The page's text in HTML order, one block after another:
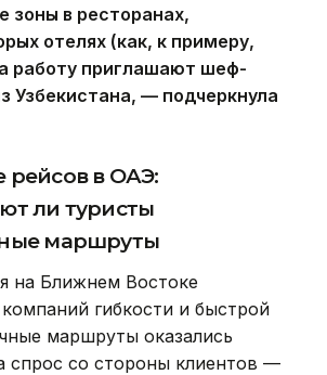
зоны в ресторанах,
отелях (как, к примеру,
работу приглашают шеф-
Узбекистана, — подчеркнула
рейсов в ОАЭ:
ли туристы
маршруты
на Ближнем Востоке
гибкости и быстрой
маршруты оказались
спрос со стороны клиентов —